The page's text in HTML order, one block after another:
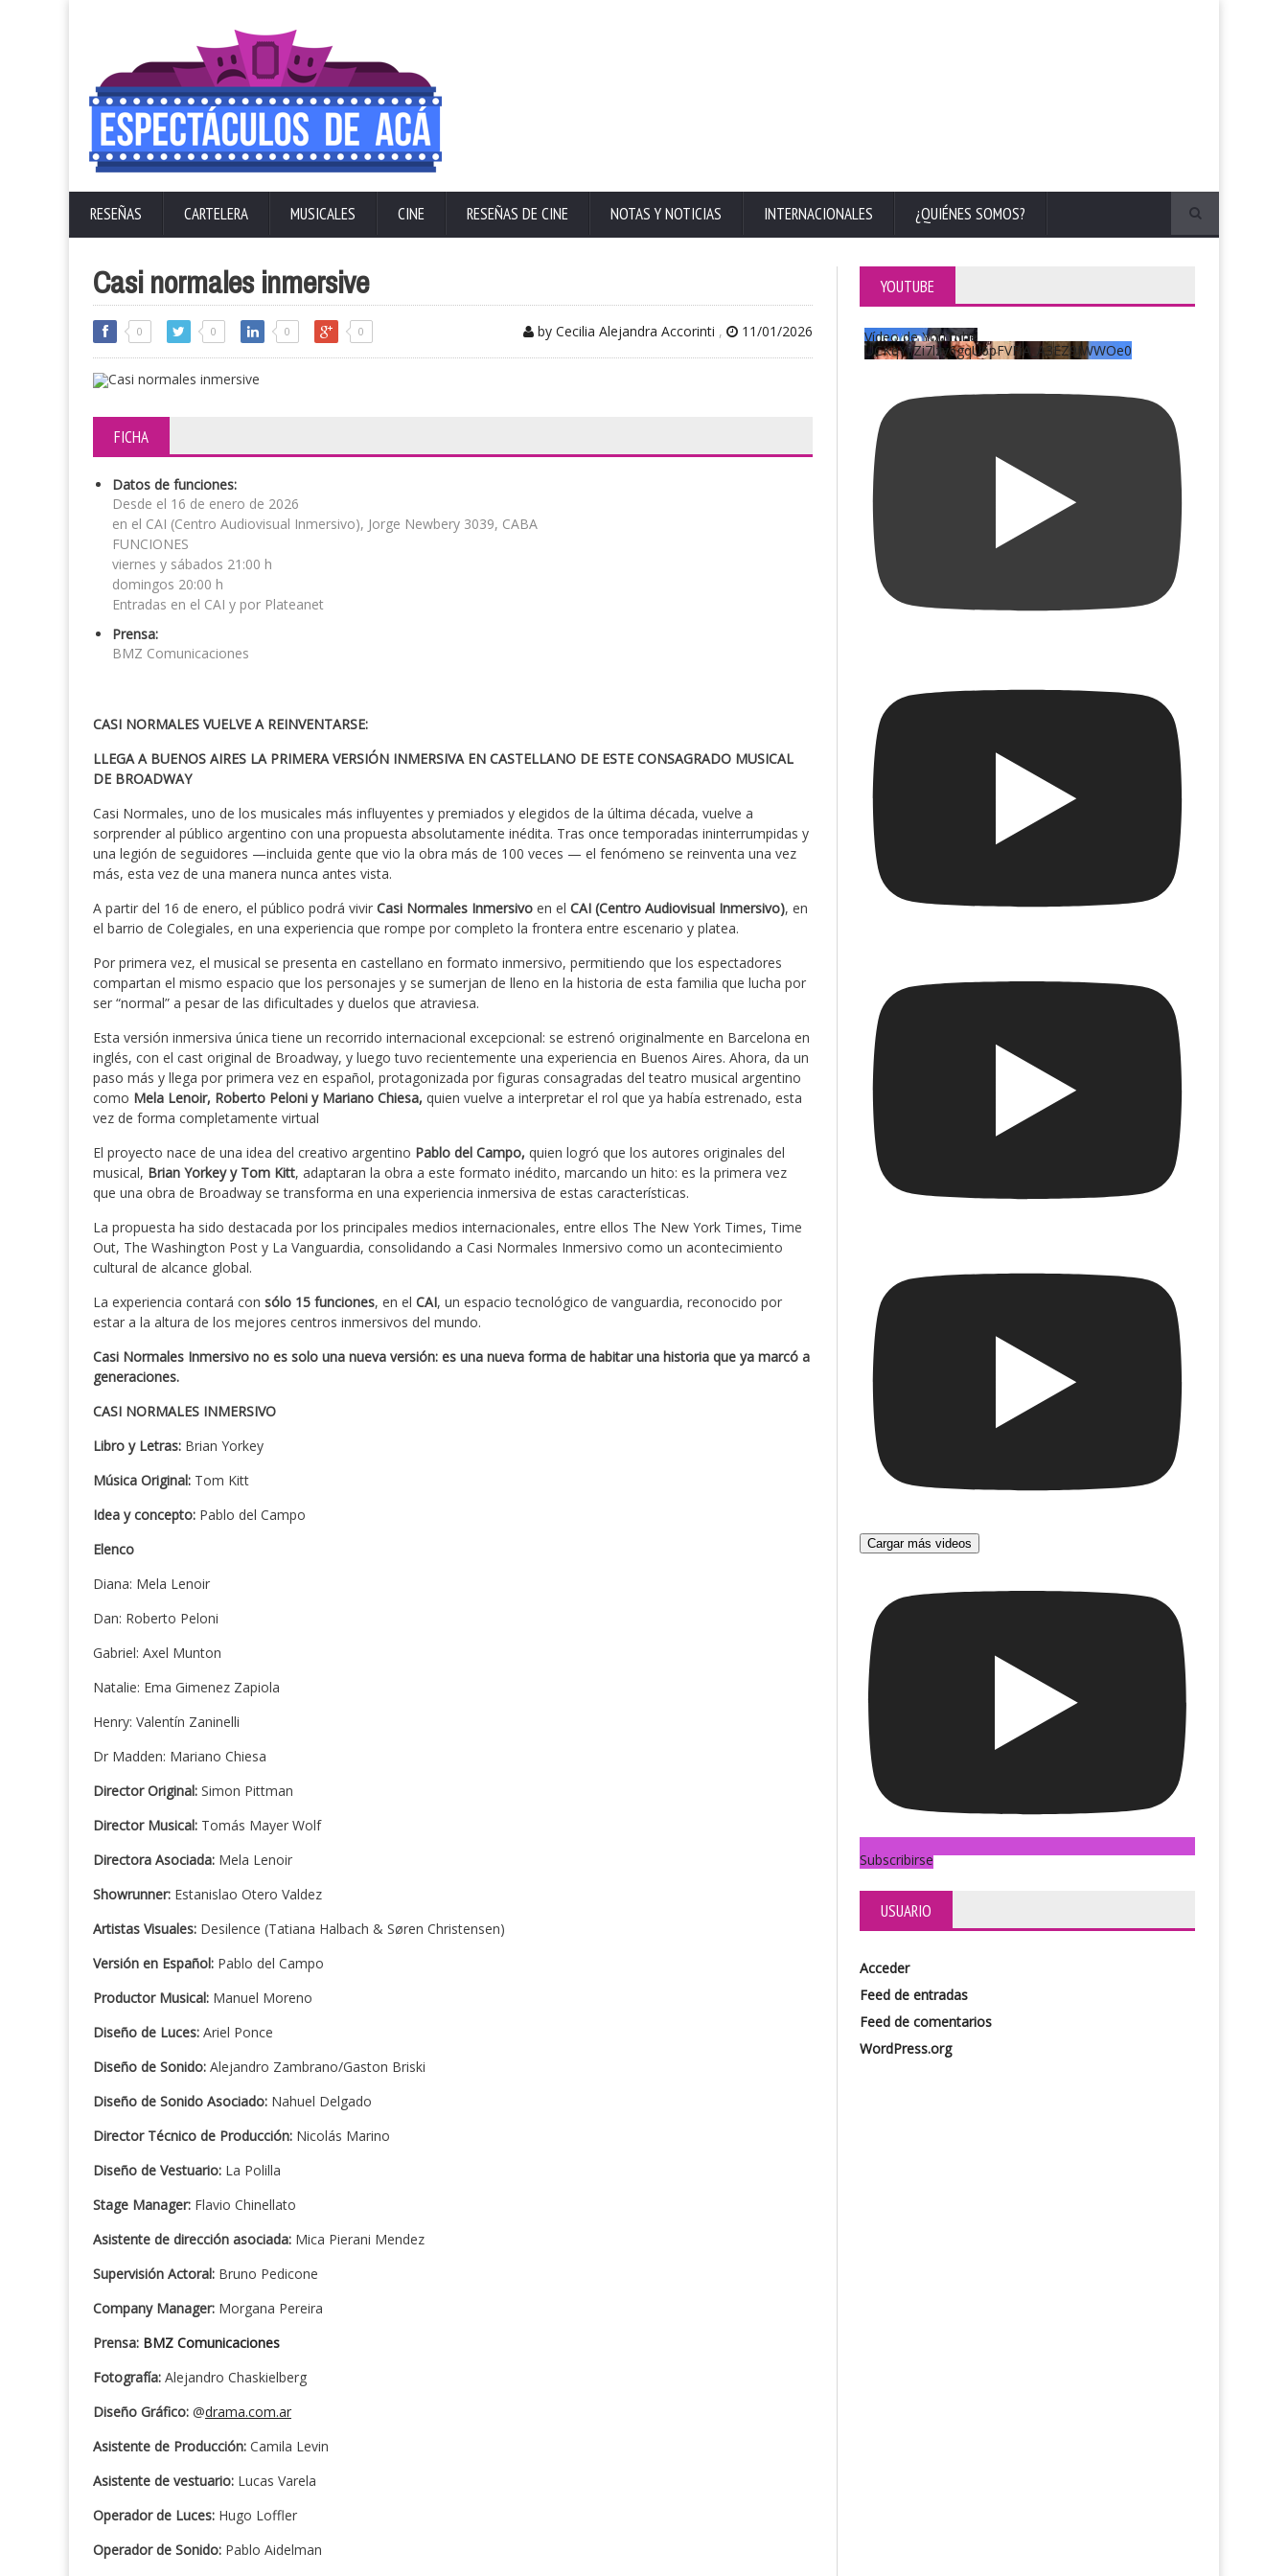
RESEÑAS CARTELERA MUSICALES CINE RESEÑAS DE CINE NOTAS Y NOTICIAS INTERNACIONALES ¿QUIÉNES SOMOS?
Casi normales inmersive
0 0 0 0 by Cecilia Alejandra Accorinti , 11/01/2026
FICHA
Datos de funciones:
Desde el 16 de enero de 2026
en el CAI (Centro Audiovisual Inmersivo), Jorge Newbery 3039, CABA
FUNCIONES
viernes y sábados 21:00 h
domingos 20:00 h
Entradas en el CAI y por Plateanet
Prensa:
BMZ Comunicaciones
CASI NORMALES VUELVE A REINVENTARSE:
LLEGA A BUENOS AIRES LA PRIMERA VERSIÓN INMERSIVA EN CASTELLANO DE ESTE CONSAGRADO MUSICAL
DE BROADWAY
Casi Normales, uno de los musicales más influyentes y premiados y elegidos de la última década, vuelve a
sorprender al público argentino con una propuesta absolutamente inédita. Tras once temporadas ininterrumpidas y
una legión de seguidores —incluida gente que vio la obra más de 100 veces — el fenómeno se reinventa una vez
más, esta vez de una manera nunca antes vista.
A partir del 16 de enero, el público podrá vivir Casi Normales Inmersivo en el CAI (Centro Audiovisual Inmersivo), en
el barrio de Colegiales, en una experiencia que rompe por completo la frontera entre escenario y platea.
Por primera vez, el musical se presenta en castellano en formato inmersivo, permitiendo que los espectadores
compartan el mismo espacio que los personajes y se sumerjan de lleno en la historia de esta familia que lucha por
ser “normal” a pesar de las dificultades y duelos que atraviesa.
Esta versión inmersiva única tiene un recorrido internacional excepcional: se estrenó originalmente en Barcelona en
inglés, con el cast original de Broadway, y luego tuvo recientemente una experiencia en Buenos Aires. Ahora, da un
paso más y llega por primera vez en español, protagonizada por figuras consagradas del teatro musical argentino
como Mela Lenoir, Roberto Peloni y Mariano Chiesa, quien vuelve a interpretar el rol que ya había estrenado, esta
vez de forma completamente virtual
El proyecto nace de una idea del creativo argentino Pablo del Campo, quien logró que los autores originales del
musical, Brian Yorkey y Tom Kitt, adaptaran la obra a este formato inédito, marcando un hito: es la primera vez
que una obra de Broadway se transforma en una experiencia inmersiva de estas características.
La propuesta ha sido destacada por los principales medios internacionales, entre ellos The New York Times, Time
Out, The Washington Post y La Vanguardia, consolidando a Casi Normales Inmersivo como un acontecimiento
cultural de alcance global.
La experiencia contará con sólo 15 funciones, en el CAI, un espacio tecnológico de vanguardia, reconocido por
estar a la altura de los mejores centros inmersivos del mundo.
Casi Normales Inmersivo no es solo una nueva versión: es una nueva forma de habitar una historia que ya marcó a
generaciones.
CASI NORMALES INMERSIVO
Libro y Letras: Brian Yorkey
Música Original: Tom Kitt
Idea y concepto: Pablo del Campo
Elenco
Diana: Mela Lenoir
Dan: Roberto Peloni
Gabriel: Axel Munton
Natalie: Ema Gimenez Zapiola
Henry: Valentín Zaninelli
Dr Madden: Mariano Chiesa
Director Original: Simon Pittman
Director Musical: Tomás Mayer Wolf
Directora Asociada: Mela Lenoir
Showrunner: Estanislao Otero Valdez
Artistas Visuales: Desilence (Tatiana Halbach & Søren Christensen)
Versión en Español: Pablo del Campo
Productor Musical: Manuel Moreno
Diseño de Luces: Ariel Ponce
Diseño de Sonido: Alejandro Zambrano/Gaston Briski
Diseño de Sonido Asociado: Nahuel Delgado
Director Técnico de Producción: Nicolás Marino
Diseño de Vestuario: La Polilla
Stage Manager: Flavio Chinellato
Asistente de dirección asociada: Mica Pierani Mendez
Supervisión Actoral: Bruno Pedicone
Company Manager: Morgana Pereira
Prensa: BMZ Comunicaciones
Fotografía: Alejandro Chaskielberg
Diseño Gráfico: @drama.com.ar
Asistente de Producción: Camila Levin
Asistente de vestuario: Lucas Varela
Operador de Luces: Hugo Loffler
Operador de Sonido: Pablo Aidelman
YOUTUBE
Vídeo de YouTube
UCKqYjiZi7lzy6gqU6pFVFiA_A3EZ9JWWOe0
Cargar más videos
Subscribirse
USUARIO
Acceder
Feed de entradas
Feed de comentarios
WordPress.org